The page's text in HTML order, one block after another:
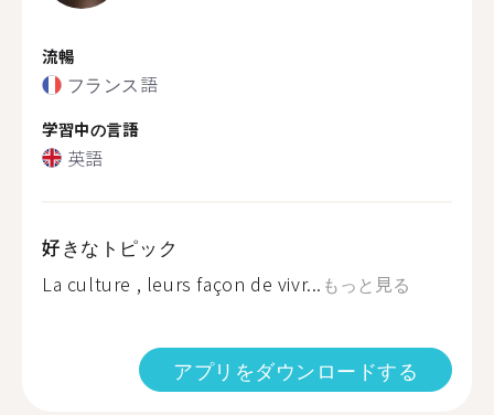
流暢
フランス語
学習中の言語
英語
好きなトピック
La culture , leurs façon de vivr... もっと見る
アプリをダウンロードする